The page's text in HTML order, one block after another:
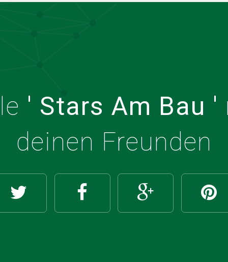
' Stars Am Bau '
deinen Freunden